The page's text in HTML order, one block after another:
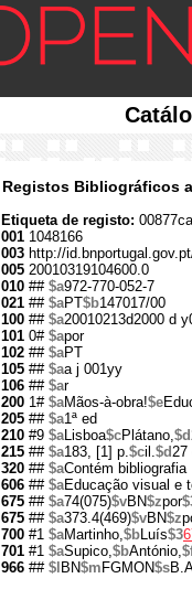
Registos Bibliográficos
Etiqueta de registo:
001 1048166
003 http://
005 20010319104600.0
010 ## $a972-770-052-7
021 ## $aPT$b147017/00
100 ## $a20010213d2000 d
101 0# $apor
102 ## $aPT
105 ## $aa j 001yy
106 ## $ar
200 1# $aMãos-à-obra!$e
205 ## $a1ª ed
210 #9 $aLisboa$cPlátano,$d
215 ## $a183, [1] p.$cil.$d27
320 ## $aContém bibliografia
606 ## $aEducação visual e
675 ## $a74(075)$vBN$zpor
675 ## $a373.4(469)$vBN$z
700 #1 $aMartinho,$bLuís$3
701 #1 $aSupico,$bAntónio,
966 ## $l BN$m FGMON$s